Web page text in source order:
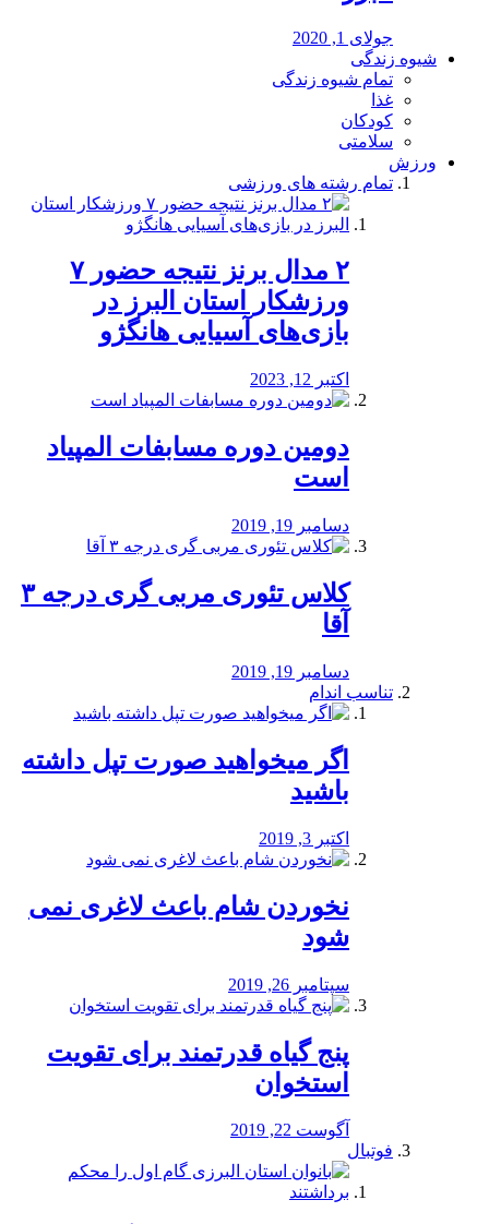
جولای 1, 2020
شیوه زندگی
تمام شیوه زندگی
غذا
کودکان
سلامتی
ورزش
تمام رشته های ورزشی
۲ مدال برنز نتیجه حضور ۷
ورزشکار استان البرز در
بازی‌های آسیایی هانگژو
اکتبر 12, 2023
دومین دوره مسابفات المپیاد
است
دسامبر 19, 2019
کلاس تئوری مربی گری درجه ۳
آقا
دسامبر 19, 2019
تناسب اندام
اگر میخواهید صورت تپل داشته
باشید
اکتبر 3, 2019
نخوردن شام باعث لاغری نمی
‌شود
سپتامبر 26, 2019
پنج گیاه قدرتمند برای تقویت
استخوان
آگوست 22, 2019
فوتبال